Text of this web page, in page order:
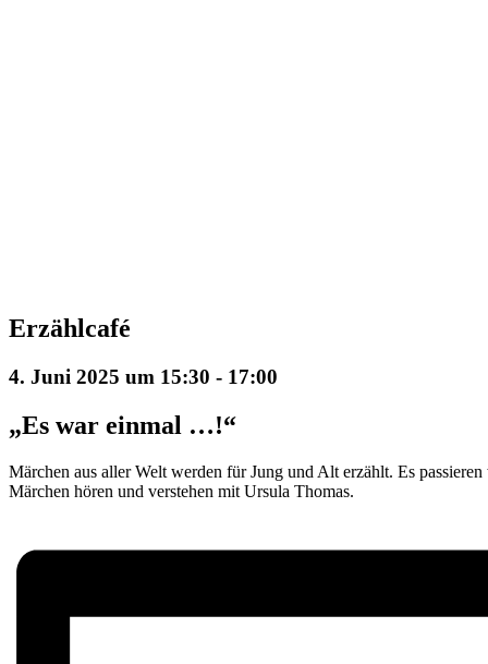
Erzählcafé
4. Juni 2025 um 15:30 - 17:00
„Es war einmal …!“
Märchen aus aller Welt werden für Jung und Alt erzählt. Es
Märchen hören und verstehen mit Ursula Thomas.